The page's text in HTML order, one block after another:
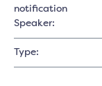
notification
Speaker:
Type: